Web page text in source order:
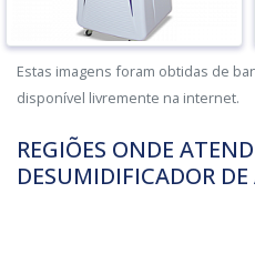
Estas imagens foram obtidas de
disponível livremente na internet.
REGIÕES ONDE
DESUMIDIFICADOR